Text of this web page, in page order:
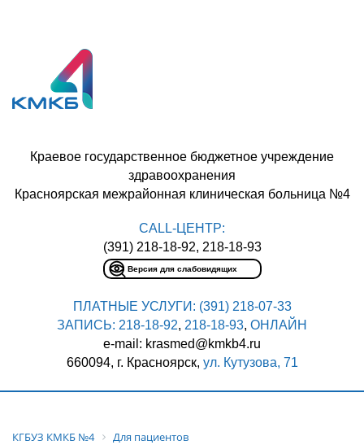
CALL-ЦЕНТР:
(391) 218-18-92, 218-18-93
Версия для слабовидящих
Краевое государственное бюджетное учреждение
здравоохранения
Красноярская межрайонная клиническая больница №4
ПЛАТНЫЕ УСЛУГИ: (391) 218-07-33
ЗАПИСЬ: 218-18-92, 218-18-93, ОНЛАЙН
e-mail: krasmed@kmkb4.ru
660094, г. Красноярск, ул. Кутузова, 71
КГБУЗ КМКБ №4
Для пациентов